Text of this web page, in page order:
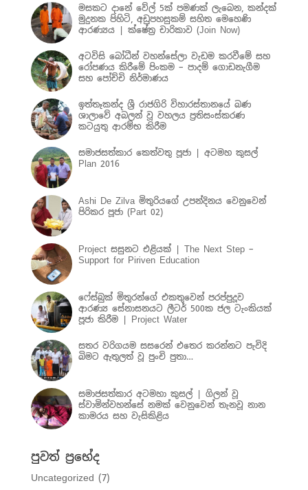
මසකට දානේ වේල් 5ක් පමණක් ලැබෙන, කන්දක්
මුදුනක පිහිටි, අඩුපහසුකම් සහිත මෙහෙණි
ආරණ්‍යය | ක්ෂේත්‍ර චාරිකාව (Join Now)
අටවිසි බෝධීන් වහන්සේලා වැඩම කරවීමේ සහ
රෝපණය කිරීමේ පිංකම – පාදම් ගොඩනැගීම
සහ පෝච්චි නිර්මාණය
ඉත්තෑකන්ද ශ්‍රී රාජගිරි විහාරස්තානයේ බණ
ශාලාවේ අබලන් වූ වහලය ප්‍රතිසංස්කරණ
කටයුතු ආරම්භ කිරීම
සමාජසත්කාර කෙත්වතු පූජා | අටමහ කුසල්
Plan 2016
Ashi De Zilva මිතුරියගේ උපන්දිනය වෙනුවෙන්
පිරිකර පූජා (Part 02)
Project සසුනට එළියක් | The Next Step –
Support for Piriven Education
ෆේස්බුක් මිතුරන්ගේ එකතුවෙන් පරප්පුදූව
ආරණ්‍ය සේනාසනයට ලීටර් 500ක ජල ටැංකියක්
පූජා කිරීම | Project Water
සතර වරිගයම සසරෙන් එතෙර කරන්නට පැවිදි
බිමට ඇතුලත් වූ පුංචි පුතා…
සමාජසත්කාර අටමහා කුසල් | ගිලන් වූ
ස්වාමින්වහන්සේ නමක් වෙනුවෙන් තැනවූ නාන
කාමරය සහ වැසිකිළිය
පුවත් ප්‍රභේද
Uncategorized (7)